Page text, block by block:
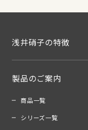
浅井硝子の特徴
製品のご案内
商品一覧
シリーズ一覧